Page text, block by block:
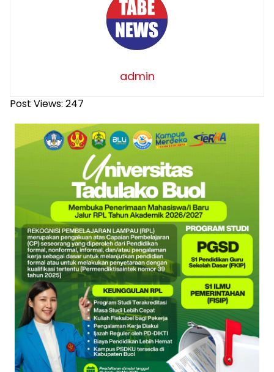
admin
Post Views: 247